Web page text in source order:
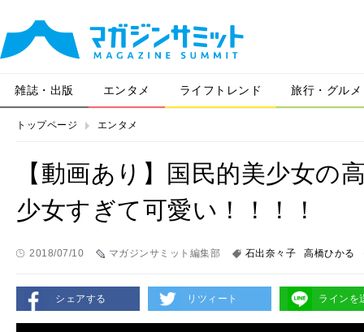
雑誌・出版 エンタメ ライフトレンド 旅行・グルメ
トップページ エンタメ
【動画あり】国民的美少女の
少女すぎて可愛い！！！！
2018/07/10 マガジンサミット編集部 石出奈々子 高橋ひかる
シェアする リツィート ラインを